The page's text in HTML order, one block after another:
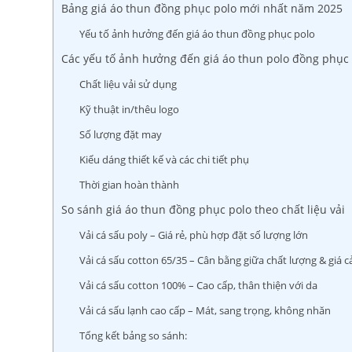
Bảng giá áo thun đồng phục polo mới nhất năm 2025
Yếu tố ảnh hưởng đến giá áo thun đồng phục polo
Các yếu tố ảnh hưởng đến giá áo thun polo đồng phục
Chất liệu vải sử dụng
Kỹ thuật in/thêu logo
Số lượng đặt may
Kiểu dáng thiết kế và các chi tiết phụ
Thời gian hoàn thành
So sánh giá áo thun đồng phục polo theo chất liệu vải
Vải cá sấu poly – Giá rẻ, phù hợp đặt số lượng lớn
Vải cá sấu cotton 65/35 – Cân bằng giữa chất lượng & giá
Vải cá sấu cotton 100% – Cao cấp, thân thiện với da
Vải cá sấu lạnh cao cấp – Mát, sang trọng, không nhăn
Tổng kết bảng so sánh: